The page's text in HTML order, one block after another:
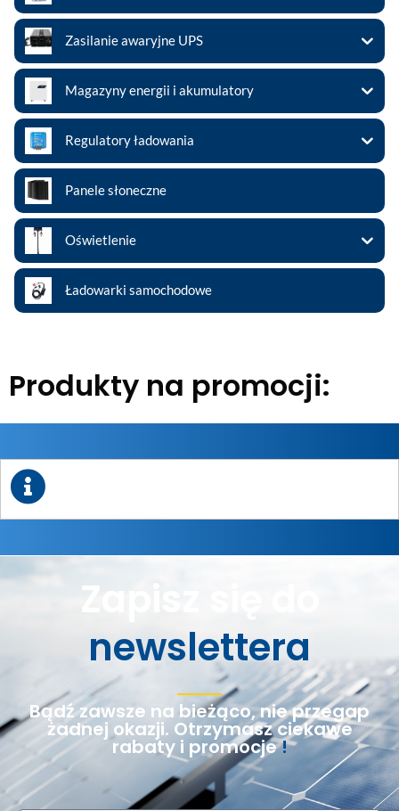
Zasilanie awaryjne UPS
Magazyny energii i akumulatory
Regulatory ładowania
Panele słoneczne
Oświetlenie
Ładowarki samochodowe
Produkty na promocji:
Zapisz się do
newslettera
Bądź zawsze na bieżąco, nie przegap
żadnej okazji. Otrzymasz ciekawe
rabaty i promocje!